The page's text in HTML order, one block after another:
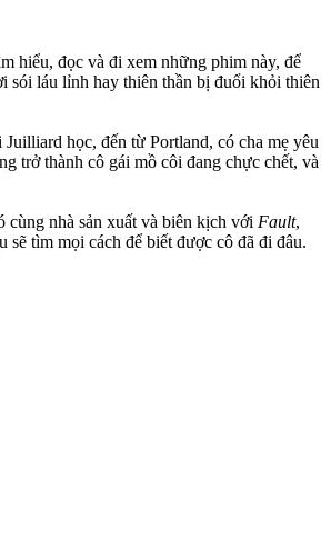
hiểu, đọc và đi xem những phim này, để
sói láu lỉnh hay thiên thần bị đuổi khỏi thiên
học, đến từ Portland, có cha mẹ yêu
trở thành cô gái mồ côi đang chực chết, và
cùng nhà sản xuất và biên kịch với Fault,
tìm mọi cách để biết được cô đã đi đâu.